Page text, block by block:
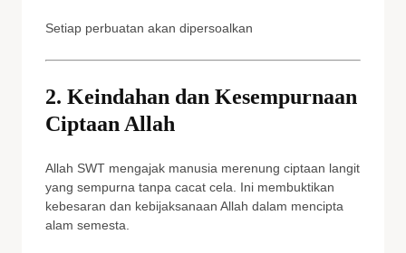
Setiap perbuatan akan dipersoalkan
2. Keindahan dan Kesempurnaan
Ciptaan Allah
Allah SWT mengajak manusia merenung ciptaan langit
yang sempurna tanpa cacat cela. Ini membuktikan
kebesaran dan kebijaksanaan Allah dalam mencipta
alam semesta.